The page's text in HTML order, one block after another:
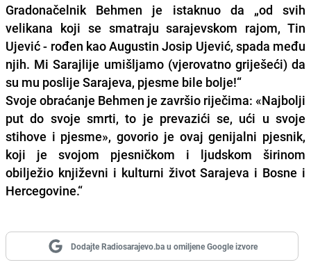
Gradonačelnik Behmen je istaknuo da „od svih
velikana koji se smatraju sarajevskom rajom, Tin
Ujević - rođen kao Augustin Josip Ujević, spada među
njih. Mi Sarajlije umišljamo (vjerovatno griješeći) da
su mu poslije Sarajeva, pjesme bile bolje!“
Svoje obraćanje Behmen je završio riječima: «Najbolji
put do svoje smrti, to je prevazići se, ući u svoje
stihove i pjesme», govorio je ovaj genijalni pjesnik,
koji je svojom pjesničkom i ljudskom širinom
obilježio književni i kulturni život Sarajeva i Bosne i
Hercegovine.“
Dodajte Radiosarajevo.ba u omiljene Google izvore